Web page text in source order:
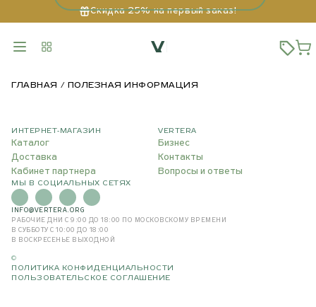
Скидка 25% на первый заказ!
ГЛАВНАЯ ПОЛЕЗНАЯ ИНФОРМАЦИЯ
ИНТЕРНЕТ-МАГАЗИН
Каталог
Доставка
Кабинет партнера
VERTERA
Бизнес
Контакты
Вопросы и ответы
МЫ В СОЦИАЛЬНЫХ СЕТЯХ
INFO@VERTERA.ORG
РАБОЧИЕ ДНИ С 9:00 ДО 18:00
ПО МОСКОВСКОМУ ВРЕМЕНИ
В СУББОТУ С 10:00 ДО 18:00
В ВОСКРЕСЕНЬЕ ВЫХОДНОЙ
©
ПОЛИТИКА КОНФИДЕНЦИАЛЬНОСТИ
ПОЛЬЗОВАТЕЛЬСКОЕ СОГЛАШЕНИЕ